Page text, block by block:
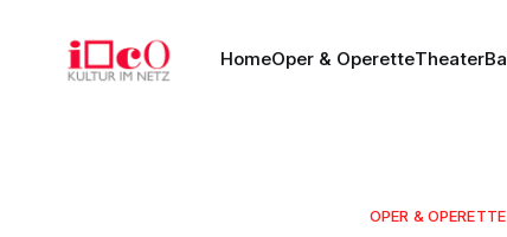
HomeOper & OperetteTheater
OPER & OPERETTE